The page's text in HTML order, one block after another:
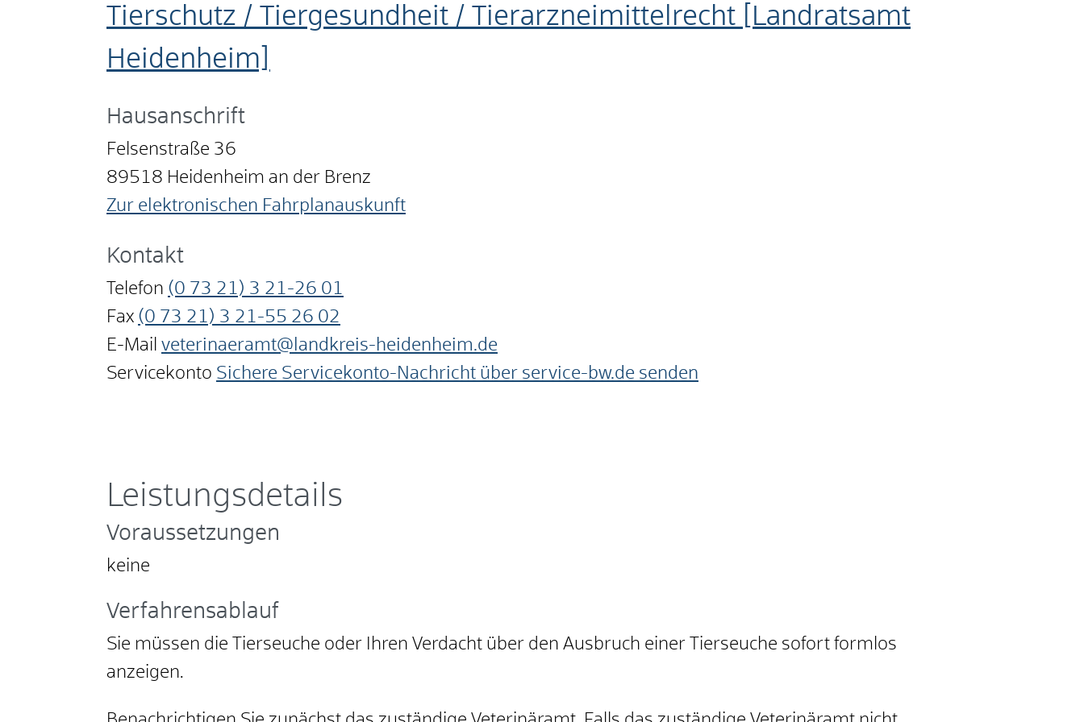
Tierschutz / Tiergesundheit / Tierarzneimittelrecht [Landratsamt
Heidenheim]
Hausanschrift
Felsenstraße 36
89518 Heidenheim an der Brenz
Zur elektronischen Fahrplanauskunft
Kontakt
Telefon (0 73 21) 3 21-26 01
Fax (0 73 21) 3 21-55 26 02
E-Mail veterinaeramt@landkreis-heidenheim.de
Servicekonto Sichere Servicekonto-Nachricht über service-bw.de senden
Leistungsdetails
Voraussetzungen
keine
Verfahrensablauf
Sie müssen die Tierseuche oder Ihren Verdacht über den Ausbruch einer Tierseuche sofort formlos
anzeigen.